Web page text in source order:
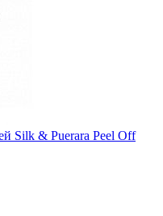
Silk & Puerara Peel Off